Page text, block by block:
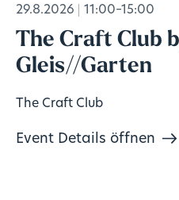
29.8.2026 11:00–15:00
The Craft Club
Gleis//Garten
The Craft Club
Event Details öffnen